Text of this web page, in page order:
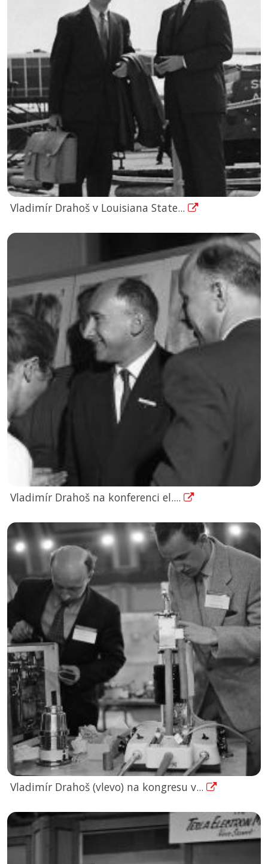
Vladimír Drahoš v Louisiana State...
Vladimír Drahoš na konferenci el....
Vladimír Drahoš (vlevo) na kongresu v...